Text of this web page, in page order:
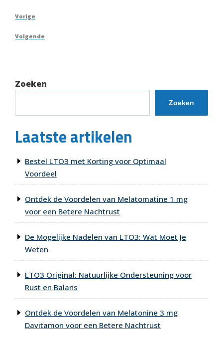
Berichtnavigatie
Vorig
Vorige
Volgend
Volgende
Zoeken
Zoeken
Laatste artikelen
Bestel LTO3 met Korting voor Optimaal
Voordeel
Ontdek de Voordelen van Melatomatine 1 mg
voor een Betere Nachtrust
De Mogelijke Nadelen van LTO3: Wat Moet Je
Weten
LTO3 Original: Natuurlijke Ondersteuning voor
Rust en Balans
Ontdek de Voordelen van Melatonine 3 mg
Davitamon voor een Betere Nachtrust